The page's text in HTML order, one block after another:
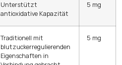
Unterstützt
antioxidative Kapazität
5 mg
Traditionell mit
blutzuckerregulierenden
Eigenschaften in
5 mg